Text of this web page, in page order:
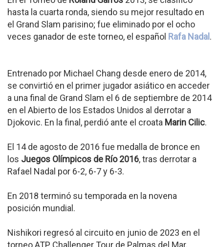
hasta la cuarta ronda, siendo su mejor resultado en
el Grand Slam parisino; fue eliminado por el ocho
veces ganador de este torneo, el español Rafa Nadal.
Entrenado por Michael Chang desde enero de 2014,
se convirtió en el primer jugador asiático en acceder
a una final de Grand Slam el 6 de septiembre de 2014
en el Abierto de los Estados Unidos al derrotar a
Djokovic. En la final, perdió ante el croata Marin Cilic.
El 14 de agosto de 2016 fue medalla de bronce en
los Juegos Olímpicos de Río 2016, tras derrotar a
Rafael Nadal por 6-2, 6-7 y 6-3.
En 2018 terminó su temporada en la novena
posición mundial.
Nishikori regresó al circuito en junio de 2023 en el
torneo ATP Challenger Tour de Palmas del Mar,